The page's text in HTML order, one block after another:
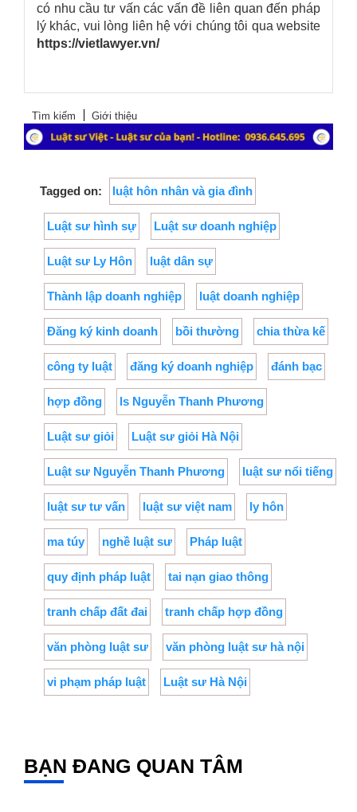
có nhu cầu tư vấn các vấn đề liên quan đến pháp
lý khác, vui lòng liên hệ với chúng tôi qua website
https://vietlawyer.vn/
Tìm kiếm Giới thiệu
Tagged on: luật hôn nhân và gia đình
Luật sư hình sự Luật sư doanh nghiệp
Luật sư Ly Hôn luật dân sự
Thành lập doanh nghiệp luật doanh nghiệp
Đăng ký kinh doanh bồi thường chia thừa kế
công ty luật đăng ký doanh nghiệp đánh bạc
hợp đồng ls Nguyễn Thanh Phương
Luật sư giỏi Luật sư giỏi Hà Nội
Luật sư Nguyễn Thanh Phương luật sư nổi tiếng
luật sư tư vấn luật sư việt nam ly hôn
ma túy nghề luật sư Pháp luật
quy định pháp luật tai nạn giao thông
tranh chấp đất đai tranh chấp hợp đồng
văn phòng luật sư văn phòng luật sư hà nội
vi phạm pháp luật Luật sư Hà Nội
BẠN ĐANG QUAN TÂM